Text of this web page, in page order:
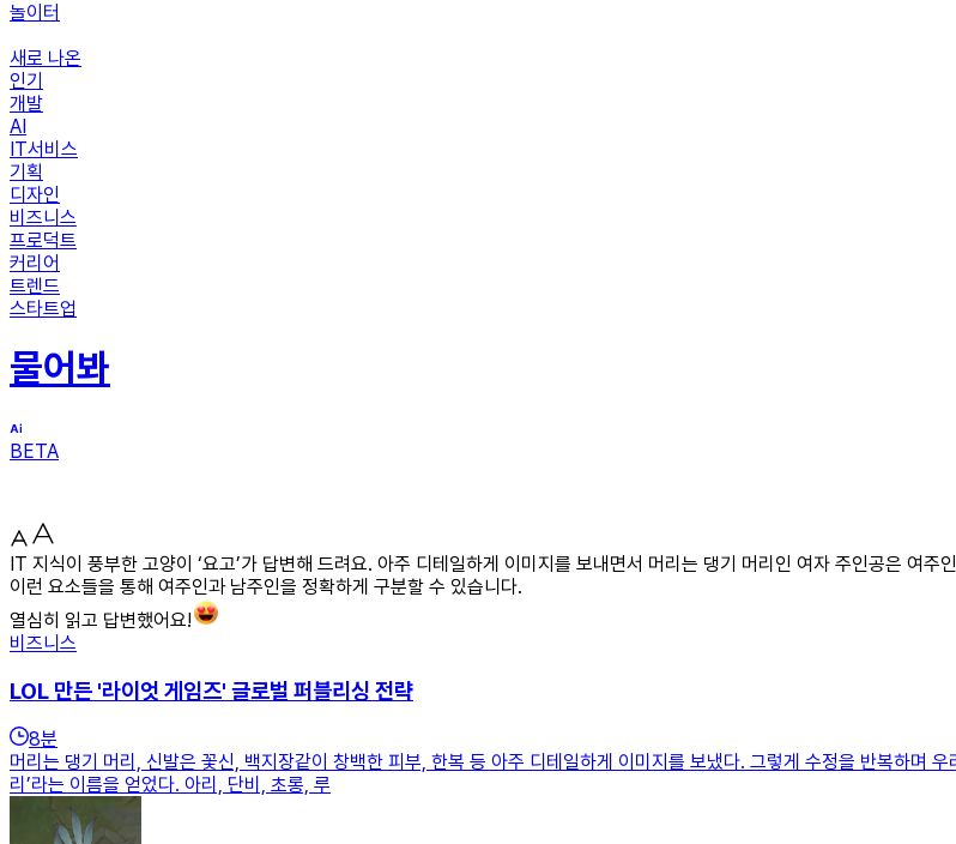
놀이터
새로 나온
인기
개발
AI
IT서비스
기획
디자인
비즈니스
프로덕트
커리어
트렌드
스타트업
물어봐
BETA
IT 지식이 풍부한 고양이 ‘요고’가 답변해 드려요. 아주 디테일하게 이미지를 보내면서 머리는 댕기 머리인 여자 주인공은 여
이런 요소들을 통해 여주인과 남주인을 정확하게 구분할 수 있습니다.
열심히 읽고 답변했어요!
비즈니스
LOL 만든 '라이엇 게임즈' 글로벌 퍼블리싱 전략
8분
머리는 댕기 머리, 신발은 꽃신, 백지장같이 창백한 피부, 한복 등 아주 디테일하게 이미지를 보냈다. 그렇게 수정을 반복하며
리’라는 이름을 얻었다. 아리, 단비, 초롱, 루